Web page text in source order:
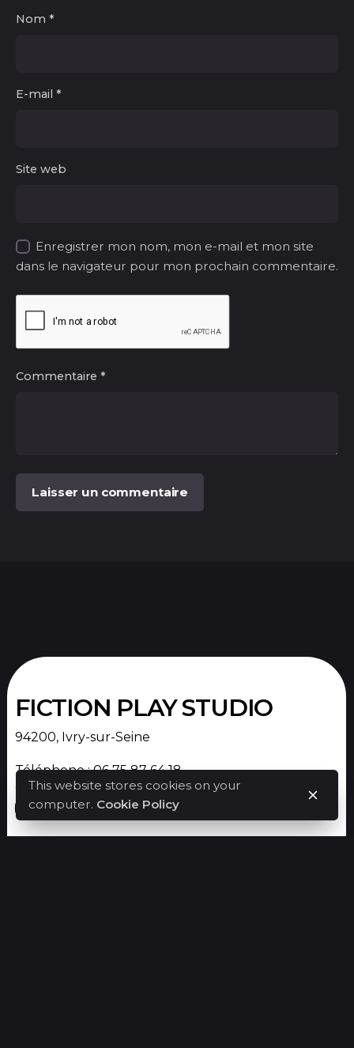
Nom *
E-mail *
Site web
Enregistrer mon nom, mon e-mail et mon site
dans le navigateur pour mon prochain commentaire.
Commentaire *
FICTION PLAY STUDIO
94200, Ivry-sur-Seine
Téléphone : 06 75 87 64 18
contact@fictionplaystudio.com
This website stores cookies on your
computer. Cookie Policy